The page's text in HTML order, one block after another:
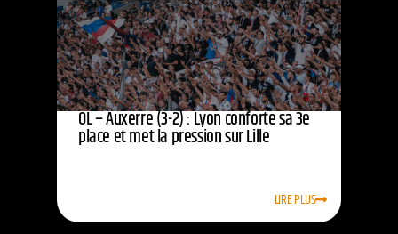
OL – Auxerre (3-2) : Lyon conforte sa 3e
place et met la pression sur Lille
LIRE PLUS